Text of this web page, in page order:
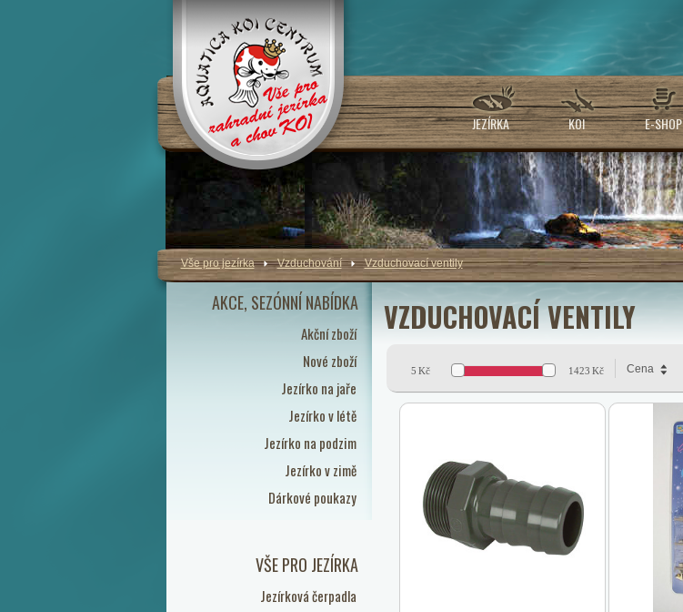
JEZÍRKA KOI E-SHOP
AKCE, SEZÓNNÍ NABÍDKA
Akční zboží
Nové zboží
Jezírko na jaře
Jezírko v létě
Jezírko na podzim
Jezírko v zimě
Dárkové poukazy
VŠE PRO JEZÍRKA
Jezírková čerpadla
VZDUCHOVACÍ VENTILY
Vše pro jezírka Vzduchování Vzduchovací ventily
5 Kč 1423 Kč Cena